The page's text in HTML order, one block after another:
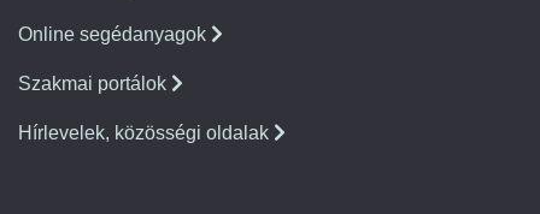
Online segédanyagok
Szakmai portálok
Hírlevelek, közösségi oldalak